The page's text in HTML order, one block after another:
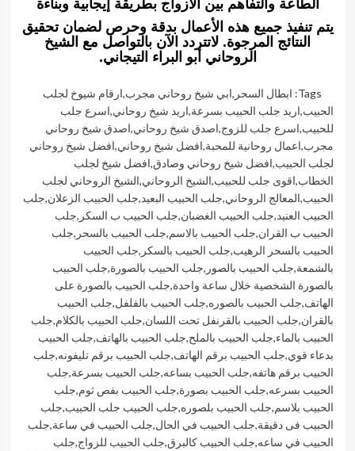
الطاعة والتفاهم بين الأزواج بطريقة إيجابية وبناءة
يتم تنفيذ جميع هذه الأعمال بدقة وحرص لضمان تحقيق
النتائج المرجوة. لاتتردد الآن بالتواصل مع الشيخ
الروحاني أبو البراء التيجاني.
Tags: ابطال السحر ,ابي شيخ روحاني مجرب,ارقام شيوخ لجلب
الحبيب,اريد جلب الحبيب بسرعة,اريد شيخ روحاني,اسرع جلب
للحبيب,اسرع جلب للزوج,اصدق شيخ روحاني,اصدق شيخ روحاني
مجرب,اعمال روحانية للمحبة,افضل شيخ روحاني,افضل شيخ روحاني
لجلب الحبيب,افضل شيخ روحاني وصادق,افضل شيخ لجلب
الخطاب,اقوى جلب للحبيب,الشيخ الروحاني,الشيخ الروحاني لجلب
الحبيب,المعالج الروحاني,جلب الحبيب البعيد,جلب الحبيب الزعلان,جلب
الحبيب العنيد,جلب الحبيب الغضبان,جلب الحبيب ب السكر ,جلب
الحبيب ب القران,جلب الحبيب بالاسم,جلب الحبيب بالسحر ,جلب
الحبيب بالسحر الرهيب,جلب الحبيب بالسكر ,جلب الحبيب
بالشمعة,جلب الحبيب بالصور ,جلب الحبيب بالصورة,جلب الحبيب
بالصورة الشخصية خلال ساعة واحدة,جلب الحبيب بالصورة على
الهاتف,جلب الحبيب بالصوره,جلب الحبيب بالفلفل,جلب الحبيب
بالقران,جلب الحبيب بالقرنفل تحت اللسان,جلب الحبيب بالكلام,جلب
الحبيب بالماء,جلب الحبيب بالملح,جلب الحبيب بالهاتف,جلب الحبيب
بدعاء قوي,جلب الحبيب برقم الهاتف,جلب الحبيب برقم تليفونه,جلب
الحبيب برقم هاتفه,جلب الحبيب بساعه,جلب الحبيب بسرعة,جلب
الحبيب بسرعه,جلب الحبيب بصورة,جلب الحبيب بفص ثوم,جلب
الحبيب بلاسم,جلب الحبيب بلصوره,جلب الحبيب جلب الحبيب,جلب
الحبيب فى دقيقة,جلب الحبيب في الحال,جلب الحبيب في ساعة,جلب
الحبيب في ساعه,جلب الحبيب كالبرق,جلب الحبيب للزواج,جلب